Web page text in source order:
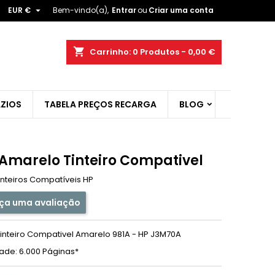
Bem-vindo(a), Entrarou Criar uma conta
EUR € 
shopping_cart Carrinho: 0 Produtos - 0,00 €
TABELA PREÇOS RECARGA BLOG
Amarelo Tinteiro Compativel
Compatíveis HP
uma avaliação
Compativel Amarelo 981A - HP J3M70A
6.000 Páginas*